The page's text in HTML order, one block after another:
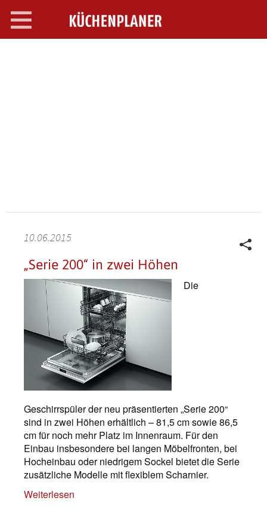
Toggle
navigation
10.06.2015
„Serie 200“ in zwei Höhen
Die
Geschirrspüler der neu präsentierten „Serie 200“
sind in zwei Höhen erhältlich – 81,5 cm sowie 86,5
cm für noch mehr Platz im Innenraum. Für den
Einbau insbesondere bei langen Möbelfronten, bei
Hocheinbau oder niedrigem Sockel bietet die Serie
zusätzliche Modelle mit flexiblem Scharnier.
Weiterlesen